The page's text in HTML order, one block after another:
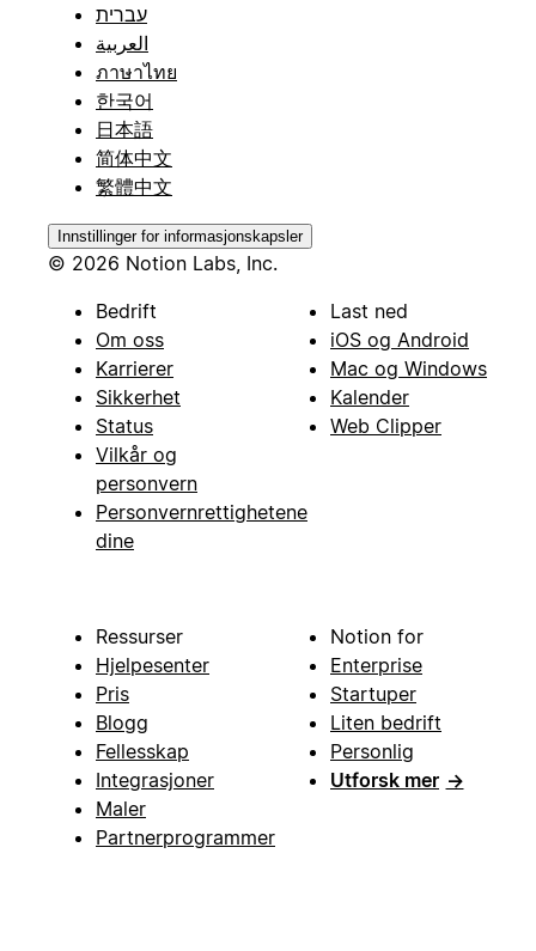
עברית
العربية
ภาษาไทย
한국어
日本語
简体中文
繁體中文
Innstillinger for informasjonskapsler
© 2026 Notion Labs, Inc.
Bedrift
Om oss
Karrierer
Sikkerhet
Status
Vilkår og
personvern
Personvernrettighetene
dine
Last ned
iOS og Android
Mac og Windows
Kalender
Web Clipper
Ressurser
Hjelpesenter
Pris
Blogg
Fellesskap
Integrasjoner
Maler
Partnerprogrammer
Notion for
Enterprise
Startuper
Liten bedrift
Personlig
Utforsk mer →